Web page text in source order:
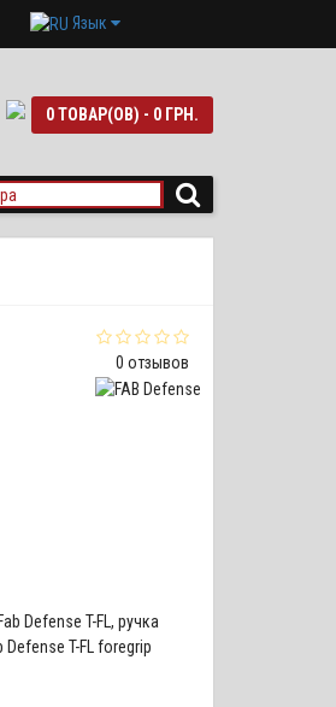
Язык
0 ТОВАР(ОВ) - 0 ГРН.
0 отзывов
Fab Defense T-FL , ручка
Defense T-FL foregrip